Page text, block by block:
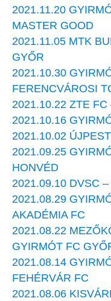
2021.11.20
MASTER GOOD
2021.11.05 MTK
GYŐR
2021.10.30
FERENCVÁROSI
2021.10.22 ZTE
2021.10.16
2021.10.02
2021.09.25
HONVÉD
2021.09.10 DVSC
2021.08.29
AKADÉMIA FC
2021.08.22
GYIRMÓT FC
2021.08.14
FEHÉRVÁR FC
2021.08.06